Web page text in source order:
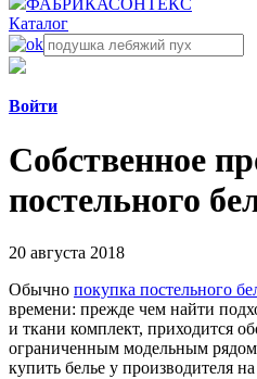
ФАБРИКАСОНТЕКС
Каталог
Войти
Собственное
постельного
20 августа 2018
Обычно покупка постельного
времени: прежде чем найти
и ткани комплект, приходится
ограниченным модельным
купить белье у производителя на